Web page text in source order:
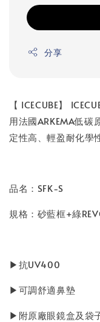
分享
【 ICECUBE】
用法國ARKEMA低
定性高、輕盈耐化學
品名：SFK-S
規格：砂藍框+綠
▶抗UV400
▶可調舒適鼻墊
▶附原廠眼鏡盒及袋